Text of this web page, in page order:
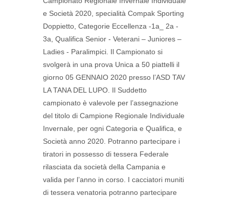
e Società 2020, specialità Compak Sporting
Doppietto, Categorie Eccellenza -1a_ 2a -
3a, Qualifica Senior - Veterani – Juniores –
Ladies - Paralimpici. Il Campionato si
svolgerà in una prova Unica a 50 piattelli il
giorno 05 GENNAIO 2020 presso l’ASD TAV
LA TANA DEL LUPO. Il Suddetto
campionato è valevole per l’assegnazione
del titolo di Campione Regionale Individuale
Invernale, per ogni Categoria e Qualifica, e
Società anno 2020. Potranno partecipare i
tiratori in possesso di tessera Federale
rilasciata da società della Campania e
valida per l’anno in corso. I cacciatori muniti
di tessera venatoria potranno partecipare